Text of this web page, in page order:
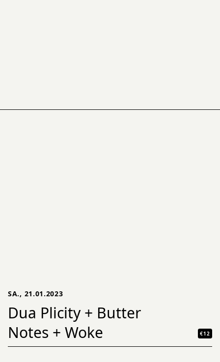
SA., 21.01.2023
Dua Plicity + Butter
Notes + Woke
€12